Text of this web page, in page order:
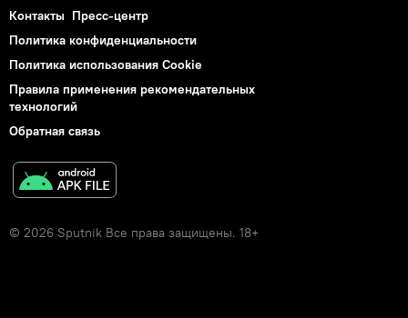
Контакты Пресс-центр
Политика конфиденциальности
Политика использования Cookie
Правила применения рекомендательных
технологий
Обратная связь
© 2026 Sputnik Все права защищены. 18+